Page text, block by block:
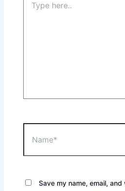
here..
Save my name, email,